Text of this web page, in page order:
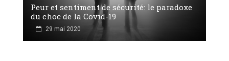
Peur et sentiment de sécurité: le paradoxe
du choc de la Covid-19
29 mai 2020